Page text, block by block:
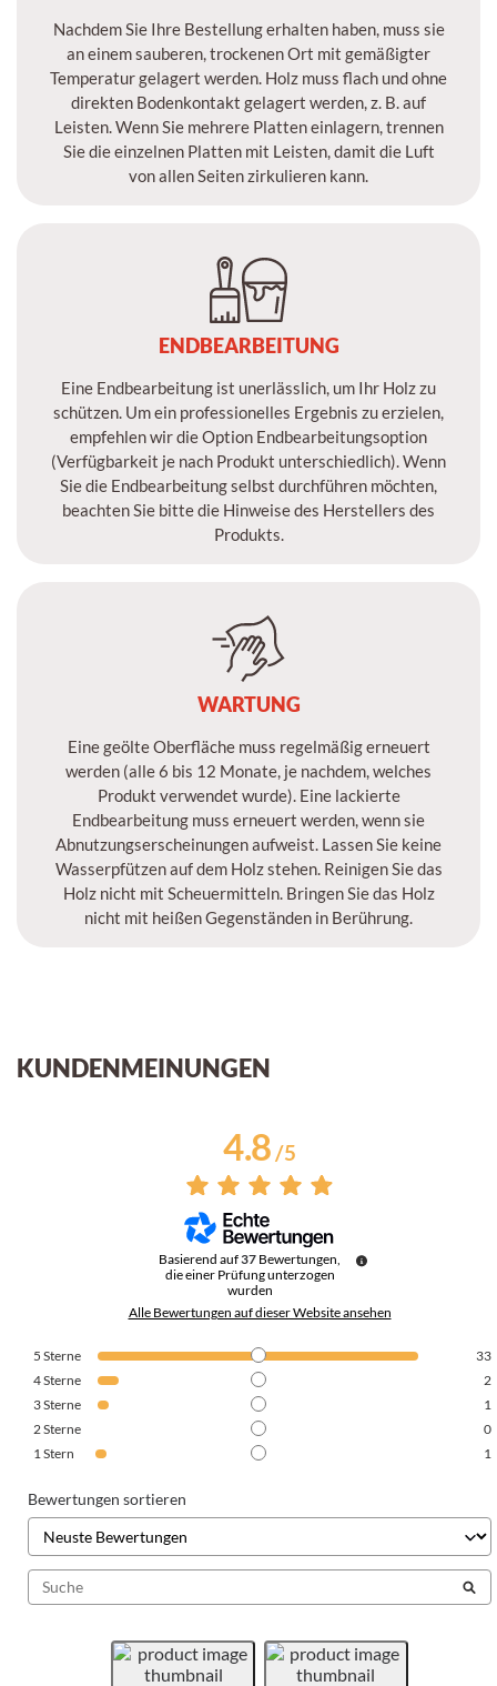
Nachdem Sie Ihre Bestellung erhalten haben, muss sie
an einem sauberen, trockenen Ort mit gemäßigter
Temperatur gelagert werden. Holz muss flach und ohne
direkten Bodenkontakt gelagert werden, z. B. auf
Leisten. Wenn Sie mehrere Platten einlagern, trennen
Sie die einzelnen Platten mit Leisten, damit die Luft
von allen Seiten zirkulieren kann.
ENDBEARBEITUNG
Eine Endbearbeitung ist unerlässlich, um Ihr Holz zu
schützen. Um ein professionelles Ergebnis zu erzielen,
empfehlen wir die Option Endbearbeitungsoption
(Verfügbarkeit je nach Produkt unterschiedlich). Wenn
Sie die Endbearbeitung selbst durchführen möchten,
beachten Sie bitte die Hinweise des Herstellers des
Produkts.
WARTUNG
Eine geölte Oberfläche muss regelmäßig erneuert
werden (alle 6 bis 12 Monate, je nachdem, welches
Produkt verwendet wurde). Eine lackierte
Endbearbeitung muss erneuert werden, wenn sie
Abnutzungserscheinungen aufweist. Lassen Sie keine
Wasserpfützen auf dem Holz stehen. Reinigen Sie das
Holz nicht mit Scheuermitteln. Bringen Sie das Holz
nicht mit heißen Gegenständen in Berührung.
KUNDENMEINUNGEN
4.8/5
Basierend auf37 Bewertungen,
die einer Prüfung unterzogen
wurden
Alle Bewertungen auf dieser Website ansehen
5 Sterne
33
4Sterne
2
3Sterne
1
2Sterne
0
1 Stern 1
Bewertungen sortieren